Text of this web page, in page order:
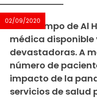
02/09/2020
En el campo de Al
médica disponible
devastadoras. A
número de
impacto de la
servicios de salud